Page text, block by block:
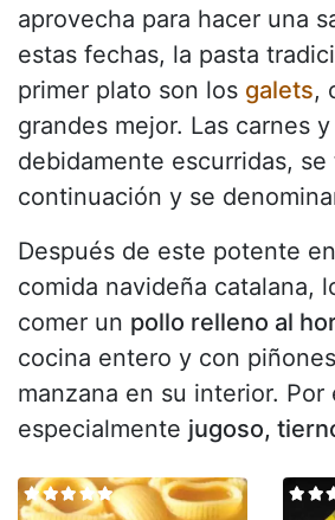
aprovecha para hacer una
estas fechas, la pasta
primer plato son los galets,
grandes mejor. Las carnes
debidamente escurridas, se
continuación y se
Después de este potente
comida navideña catalana,
comer un pollo relleno al
cocina entero y con
manzana en su interior. Por
especialmente jugoso,